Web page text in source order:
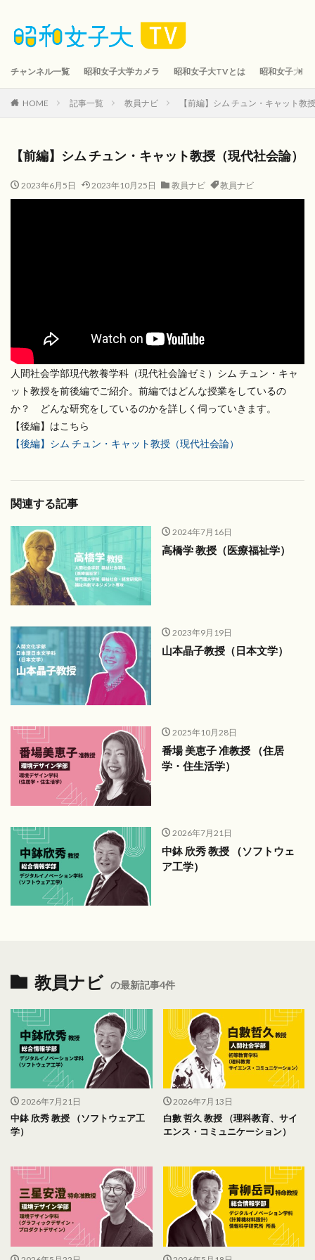
チャンネル一覧 昭和女子大学カメラ 昭和女子大TVとは 昭和女子大TV
HOME 記事一覧 教員ナビ 【前編】シム チュン・キャット教
【前編】シム チュン・キャット教授（現代社会論）
2023年6月5日 2023年10月25日 教員ナビ 教員ナビ
人間社会学部現代教養学科（現代社会論ゼミ）シム チュン・キャ
ット教授を前後編でご紹介。前編ではどんな授業をしているの
か？ どんな研究をしているのかを詳しく伺っていきます。
【後編】はこちら
【後編】シム チュン・キャット教授（現代社会論）
関連する記事
2024年7月16日
高橋学 教授（医療福祉学）
2023年9月19日
山本晶子教授（日本文学）
2025年10月28日
番場 美恵子 准教授 （住居
学・住生活学）
2026年7月21日
中鉢 欣秀 教授 （ソフトウェ
ア工学）
教員ナビ の最新記事4件
2026年7月21日
中鉢 欣秀 教授 （ソフトウェア工
学）
2026年7月13日
白數 哲久 教授 （理科教育、サイ
エンス・コミュニケーション）